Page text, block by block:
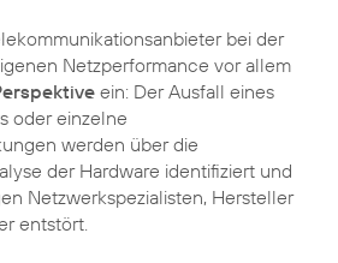
bei der
Netzperformance vor allem
ein: Der Ausfall eines
oder einzelne
werden über die
der Hardware identifiziert und
Netzwerkspezialisten, Hersteller
entstört.